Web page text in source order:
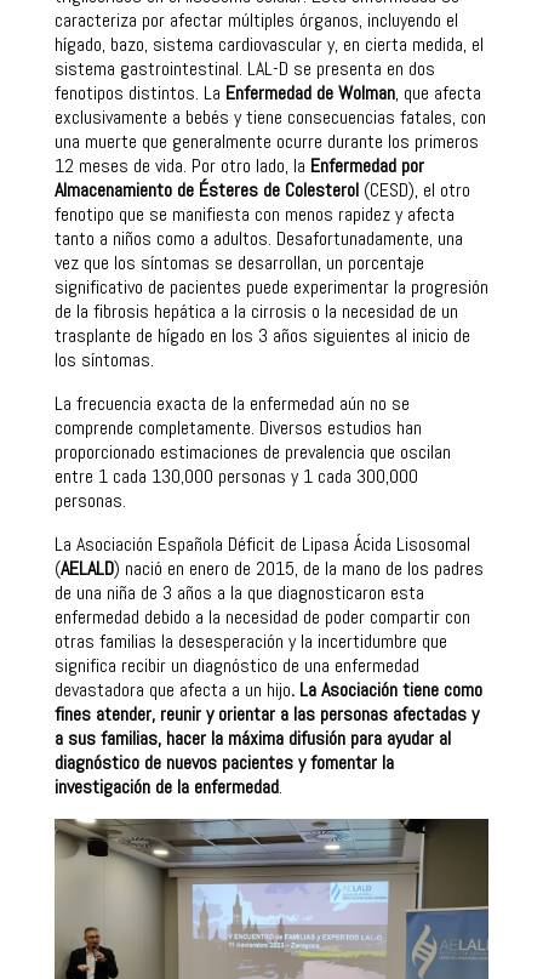
caracteriza por afectar múltiples órganos, incluyendo el
hígado, bazo, sistema cardiovascular y, en cierta medida, el
sistema gastrointestinal. LAL-D se presenta en dos
fenotipos distintos. La Enfermedad de Wolman, que afecta
exclusivamente a bebés y tiene consecuencias fatales, con
una muerte que generalmente ocurre durante los primeros
12 meses de vida. Por otro lado, la Enfermedad por
Almacenamiento de Ésteres de Colesterol(CESD), el otro
fenotipo que se manifiesta con menos rapidez y afecta
tanto a niños como a adultos. Desafortunadamente, una
vez que los síntomas se desarrollan, un porcentaje
significativo de pacientes puede experimentar la progresión
de la fibrosis hepática a la cirrosis o la necesidad de un
trasplante de hígado en los 3 años siguientes al inicio de
los síntomas.
La frecuencia exacta de la enfermedad aún no se
comprende completamente. Diversos estudios han
proporcionado estimaciones de prevalencia que oscilan
entre 1 cada 130,000 personas y 1 cada 300,000
personas.
La Asociación Española Déficit de Lipasa Ácida Lisosomal
(AELALD) nació en enero de 2015, de la mano de los padres
de una niña de 3 años a la que diagnosticaron esta
enfermedad debido a la necesidad de poder compartir con
otras familias la desesperación y la incertidumbre que
significa recibir un diagnóstico de una enfermedad
devastadora que afecta a un hijo. La Asociación tiene como
fines atender, reunir y orientar a las personas afectadas y
a sus familias, hacer la máxima difusión para ayudar al
diagnóstico de nuevos pacientes y fomentar la
investigación de la enfermedad.